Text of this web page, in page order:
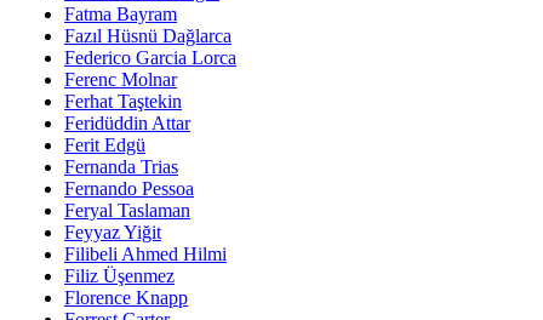
Fatma Bayram
Fazıl Hüsnü Dağlarca
Federico Garcia Lorca
Ferenc Molnar
Ferhat Taştekin
Feridüddin Attar
Ferit Edgü
Fernanda Trias
Fernando Pessoa
Feryal Taslaman
Feyyaz Yiğit
Filibeli Ahmed Hilmi
Filiz Üşenmez
Florence Knapp